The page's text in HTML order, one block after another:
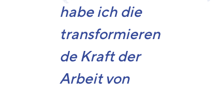
habe ich die
transformieren
de Kraft der
Arbeit von